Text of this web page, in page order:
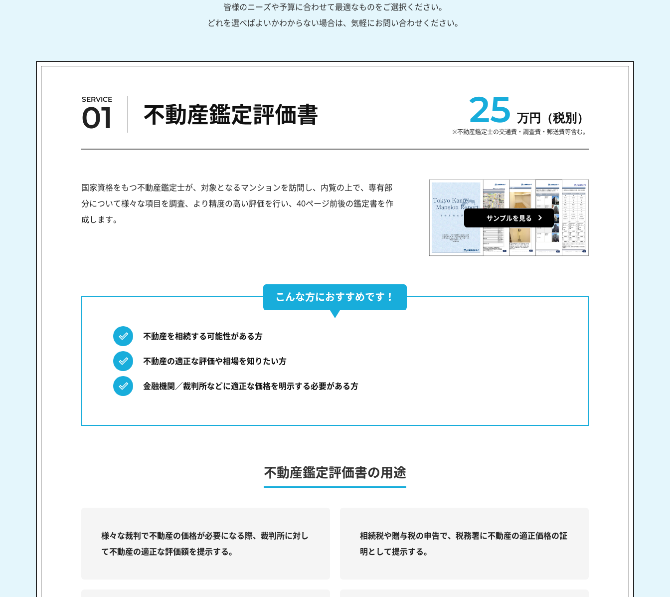
皆様のニーズや予算に合わせて最適なものをご選択ください。
どれを選べばよいかわからない場合は、気軽にお問い合わせください。
SERVICE
01 不動産鑑定評価書 25 万円（税別）
※不動産鑑定士の交通費・調査費・郵送費等含む。
国家資格をもつ不動産鑑定士が、対象となるマンションを訪問し、内覧の上で、専有部
分について様々な項目を調査、より精度の高い評価を行い、40ページ前後の鑑定書を作
成します。
サンプルを見る
こんな方におすすめです！
不動産を相続する可能性がある方
不動産の適正な評価や相場を知りたい方
金融機関／裁判所などに適正な価格を明示する必要がある方
不動産鑑定評価書の用途
様々な裁判で不動産の価格が必要になる際、裁判所に対し
て不動産の適正な評価額を提示する。
相続税や贈与税の申告で、税務署に不動産の適正価格の証
明として提示する。